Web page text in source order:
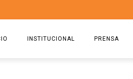
INSTITUCIONAL PRENSA